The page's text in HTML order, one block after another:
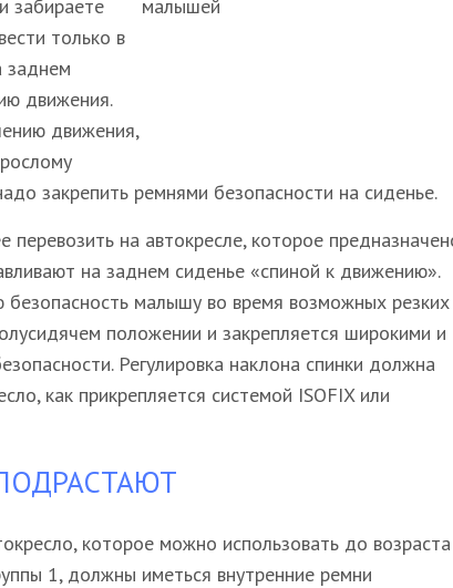
забираете
только в
заднем
движения.
движения,
закрепить ремнями безопасности на сиденье.
на автокресле, которое
на заднем сиденье «спиной к движению».
безопасность малышу во время возможных резких
положении и закрепляется широкими и
Регулировка наклона спинки должна
как прикрепляется системой ISOFIX или
которое можно использовать до возраста
1, должны иметься внутренние ремни